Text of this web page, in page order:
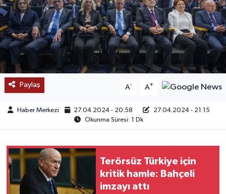
Paylaş A- A+
Haber Merkezi 27.04.2024 - 20:58
27.04.2024 - 21:15
Okunma Süresi: 1 Dk
Terörsüz Türkiye için
kritik hamle: Bahçeli
imzayı attı
EĞİTİM
BÖLGE
KEŞFET
TREND
MEDYA